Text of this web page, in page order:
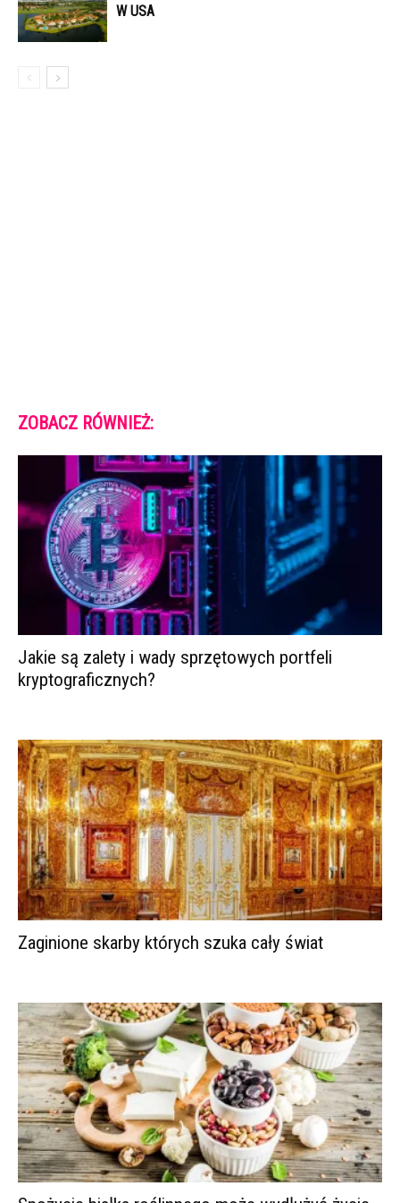
W USA
ZOBACZ RÓWNIEŻ:
Jakie są zalety i wady sprzętowych portfeli
kryptograficznych?
Zaginione skarby których szuka cały świat